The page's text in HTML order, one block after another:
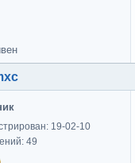
19-02-10
49